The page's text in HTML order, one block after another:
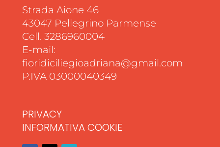
Strada Aione 46
43047 Pellegrino Parmense
Cell. 3286960004
E-mail:
fioridiciliegioadriana@gmail.com
P.IVA 03000040349
PRIVACY
INFORMATIVA COOKIE